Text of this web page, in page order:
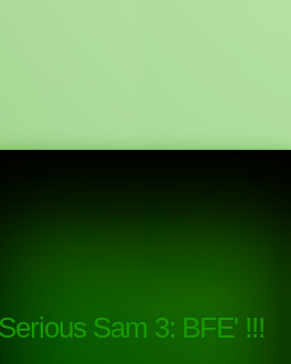
Sam 3: BFE' !!!